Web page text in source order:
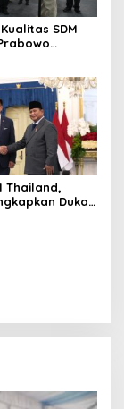
SDM
Thailand,
Duka